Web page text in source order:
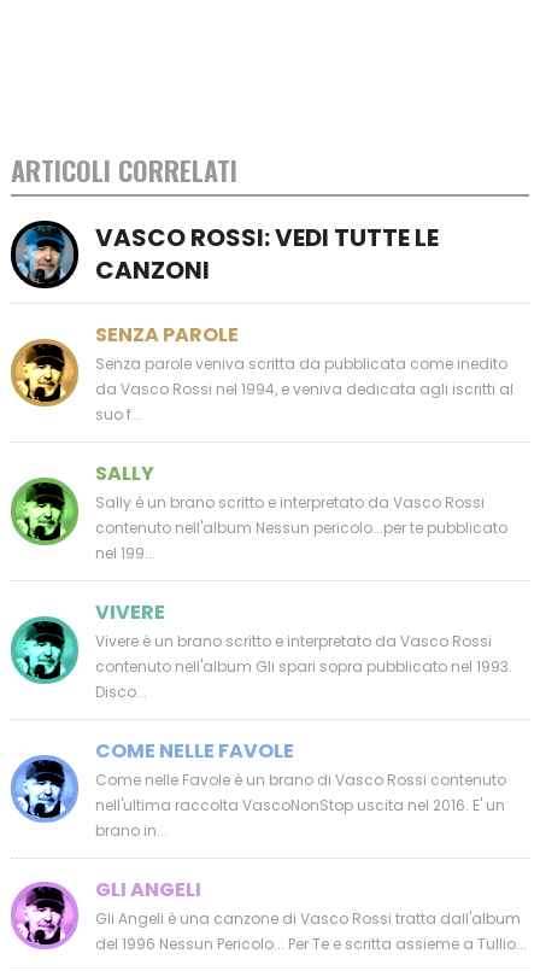
ARTICOLI CORRELATI
VASCO ROSSI: VEDI TUTTE LE
CANZONI
SENZA PAROLE
Senza parole veniva scritta da pubblicata come inedito
da Vasco Rossi nel 1994, e veniva dedicata agli iscritti al
suo f...
SALLY
Sally è un brano scritto e interpretato da Vasco Rossi
contenuto nell'album Nessun pericolo...per te pubblicato
nel 199...
VIVERE
Vivere è un brano scritto e interpretato da Vasco Rossi
contenuto nell'album Gli spari sopra pubblicato nel 1993.
Disco...
COME NELLE FAVOLE
Come nelle Favole è un brano di Vasco Rossi contenuto
nell'ultima raccolta VascoNonStop uscita nel 2016. E' un
brano in...
GLI ANGELI
Gli Angeli è una canzone di Vasco Rossi tratta dall'album
del 1996 Nessun Pericolo... Per Te e scritta assieme a Tullio...